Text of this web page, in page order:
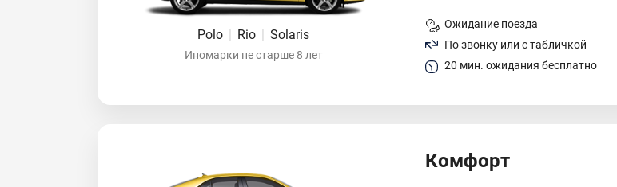
Polo | Rio | Solaris
Иномарки не старше 8 лет
Ожидание поезда
По звонку или с табличкой
20 мин. ожидания бесплатно
Комфорт